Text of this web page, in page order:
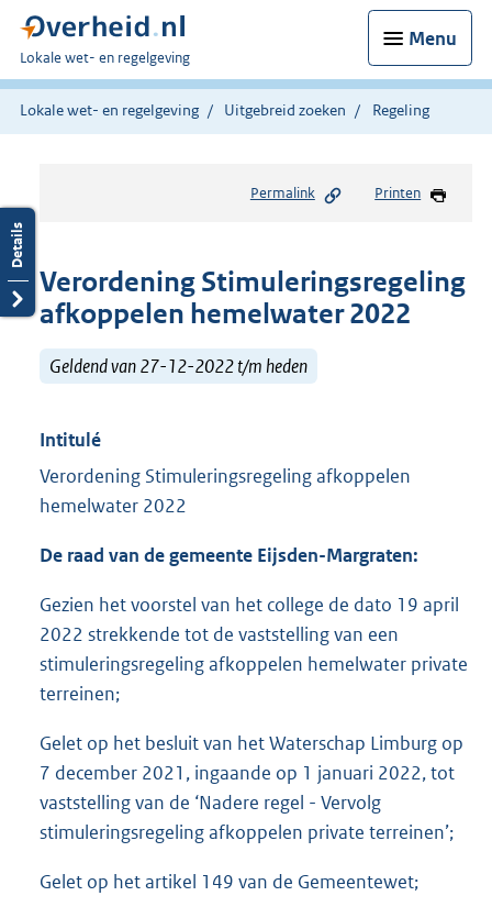
Menu
U
bent
hier:
Lokale wet- en regelgeving
Lokale wet- en regelgeving Uitgebreid zoeken Regeling
Permalink Printen
Verordening Stimuleringsregeling
afkoppelen hemelwater 2022
Geldend van 27-12-2022 t/m heden
Intitulé
Verordening Stimuleringsregeling afkoppelen
hemelwater 2022
De raad van de gemeente Eijsden-Margraten:
Gezien het voorstel van het college de dato 19 april
2022 strekkende tot de vaststelling van een
stimuleringsregeling afkoppelen hemelwater private
terreinen;
Gelet op het besluit van het Waterschap Limburg op
7 december 2021, ingaande op 1 januari 2022, tot
vaststelling van de ‘Nadere regel - Vervolg
stimuleringsregeling afkoppelen private terreinen’;
Gelet op het artikel 149 van de Gemeentewet;